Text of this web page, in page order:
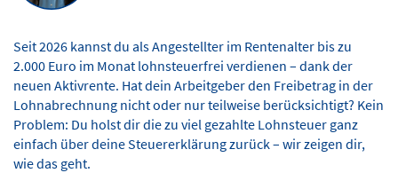
Seit 2026 kannst du als Angestellter im Rentenalter bis zu
2.000 Euro im Monat lohnsteuerfrei verdienen – dank der
neuen Aktivrente. Hat dein Arbeitgeber den Freibetrag in der
Lohnabrechnung nicht oder nur teilweise berücksichtigt? Kein
Problem: Du holst dir die zu viel gezahlte Lohnsteuer ganz
einfach über deine Steuererklärung zurück – wir zeigen dir,
wie das geht.